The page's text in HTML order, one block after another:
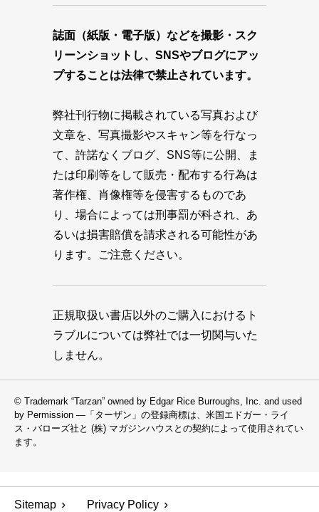
誌面（紙版・電子版）などを撮影・スク
リーンショットし、SNSやブログにアッ
プすることは法律で禁止されています。
弊社刊行物に掲載されている写真および
文章を、写真撮影やスキャン等を行なっ
て、許諾なくブログ、SNS等に公開、ま
たは印刷等をして販売・配布する行為は
著作権、肖像権等を侵害するものであ
り、場合によっては刑事罰が科され、あ
るいは損害賠償を請求される可能性があ
ります。ご注意ください。
正規取扱い書店以外のご購入におけるト
ラブルについては弊社では一切関与いた
しません。
© Trademark “Tarzan” owned by Edgar Rice Burroughs, Inc. and used
by Permission —「ターザン」の登録商標は、米国エドガー・ライ
ス・バローズ社と (株) マガジンハウスとの契約によって使用されてい
ます。
Sitemap Privacy Policy